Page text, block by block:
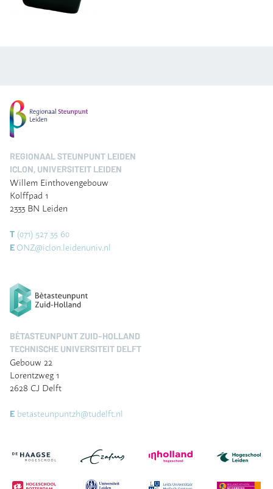
REGIONAAL STEUNPUNT LEIDEN
ICLON, UNIVERSITEIT LEIDEN
Willem Einthovengebouw
Kolffpad 1
2333 BN Leiden
T (071) 527 35 60
E ONZ@iclon.leidenuniv.nl
BÈTASTEUNPUNT ZUID-HOLLAND
TECHNISCHE UNIVERSITEIT DELFT
Gebouw 22
Lorentzweg 1
2628 CJ Delft
E betasteunpuntzh@tudelft.nl